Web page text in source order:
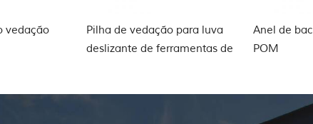
Pilha de vedação para luva
deslizante de ferramentas de
Anel de backup PEEK PTFE
POM